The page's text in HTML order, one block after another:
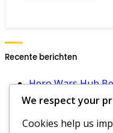
Recente berichten
Hero Wars Hub
Speciale
Beschikbaarheid
Hero Wars
We respect your
Cookies help us